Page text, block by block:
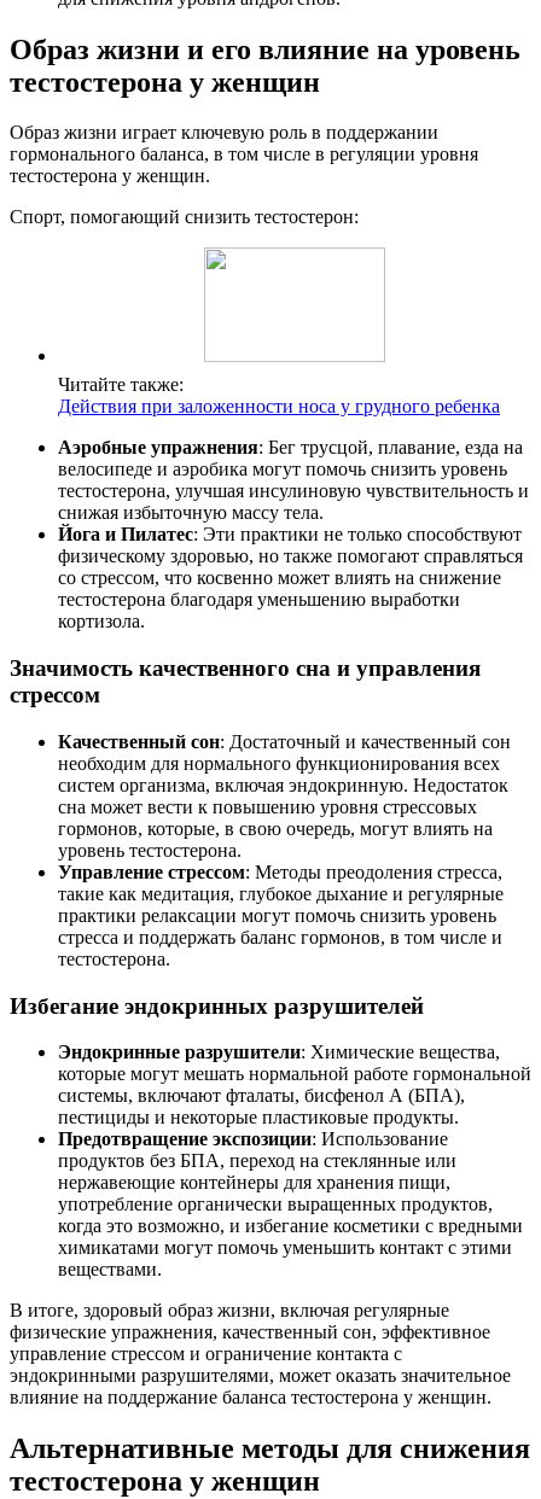
Образ жизни и его влияние на уровень
тестостерона у женщин
Образ жизни играет ключевую роль в поддержании
гормонального баланса, в том числе в регуляции уровня
тестостерона у женщин.
Спорт, помогающий снизить тестостерон:
Читайте также:
Действия при заложенности носа у грудного ребенка
Аэробные упражнения: Бег трусцой, плавание, езда на
велосипеде и аэробика могут помочь снизить уровень
тестостерона, улучшая инсулиновую чувствительность и
снижая избыточную массу тела.
Йога и Пилатес: Эти практики не только способствуют
физическому здоровью, но также помогают справляться
со стрессом, что косвенно может влиять на снижение
тестостерона благодаря уменьшению выработки
кортизола.
Значимость качественного сна и управления
стрессом
Качественный сон: Достаточный и качественный сон
необходим для нормального функционирования всех
систем организма, включая эндокринную. Недостаток
сна может вести к повышению уровня стрессовых
гормонов, которые, в свою очередь, могут влиять на
уровень тестостерона.
Управление стрессом: Методы преодоления стресса,
такие как медитация, глубокое дыхание и регулярные
практики релаксации могут помочь снизить уровень
стресса и поддержать баланс гормонов, в том числе и
тестостерона.
Избегание эндокринных разрушителей
Эндокринные разрушители: Химические вещества,
которые могут мешать нормальной работе гормональной
системы, включают фталаты, бисфенол А (БПА),
пестициды и некоторые пластиковые продукты.
Предотвращение экспозиции: Использование
продуктов без БПА, переход на стеклянные или
нержавеющие контейнеры для хранения пищи,
употребление органически выращенных продуктов,
когда это возможно, и избегание косметики с вредными
химикатами могут помочь уменьшить контакт с этими
веществами.
В итоге, здоровый образ жизни, включая регулярные
физические упражнения, качественный сон, эффективное
управление стрессом и ограничение контакта с
эндокринными разрушителями, может оказать значительное
влияние на поддержание баланса тестостерона у женщин.
Альтернативные методы для снижения
тестостерона у женщин